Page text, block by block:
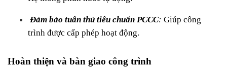
Đảm bảo tuân thủ tiêu chuẩn PCCC: Giúp công
trình được cấp phép hoạt động.
Hoàn thiện và bàn giao công trình